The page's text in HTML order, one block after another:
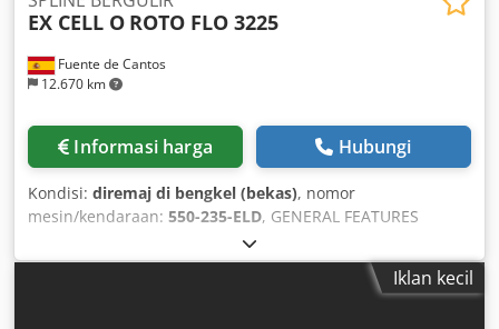
Fuente de Cantos
12.670 km
EX CELL O ROTO FLO 3225
Informasi harga Hubungi
Kondisi: diremaj di bengkel (bekas), nomor
mesin/kendaraan: 550-235-ELD, GENERAL FEATURES
Dkjdpfxsd Nw Tts Almsr Maximum rolling diameter 41 mm
Maximum/minimum module range 1.5 / 0.39 Maximum
rolling width 92 mm Maximum tool slide stroke 760 mm
Iklan kecil